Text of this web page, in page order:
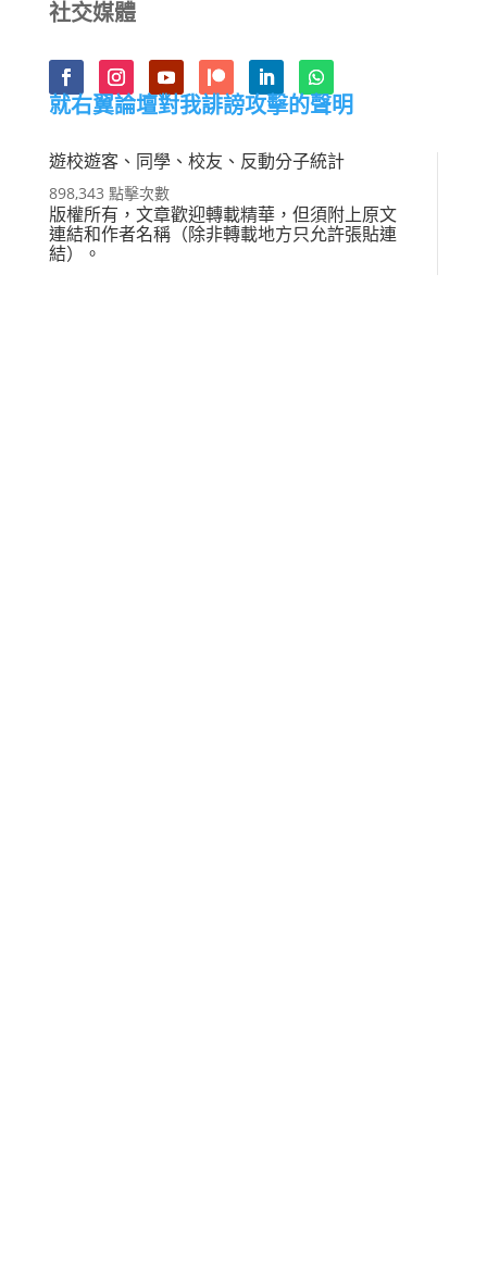
社交媒體
就右翼論壇對我誹謗攻擊的聲明
遊校遊客、同學、校友、反動分子統計
898,343 點擊次數
版權所有，文章歡迎轉載精華，但須附上原文
連結和作者名稱（除非轉載地方只允許張貼連
結）。